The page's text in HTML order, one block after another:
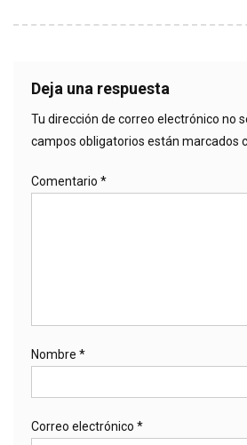
Deja una respuesta
Tu dirección de correo electrónico no
campos obligatorios están marcados
Comentario *
Nombre *
Correo electrónico *